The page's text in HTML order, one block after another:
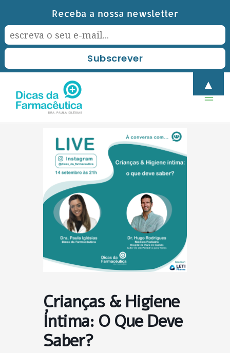
content
Crianças & Higiene
Íntima: O Que Deve
Saber?
Receba a nossa newsletter
▲